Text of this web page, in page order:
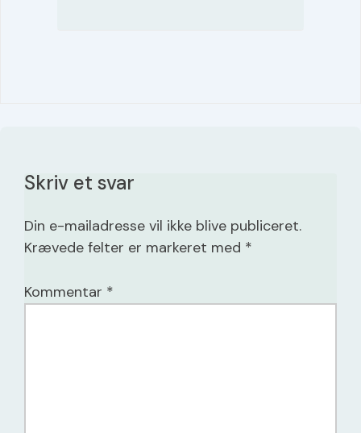
Skriv et svar
Din e-mailadresse vil ikke blive publiceret.
Krævede felter er markeret med *
Kommentar *